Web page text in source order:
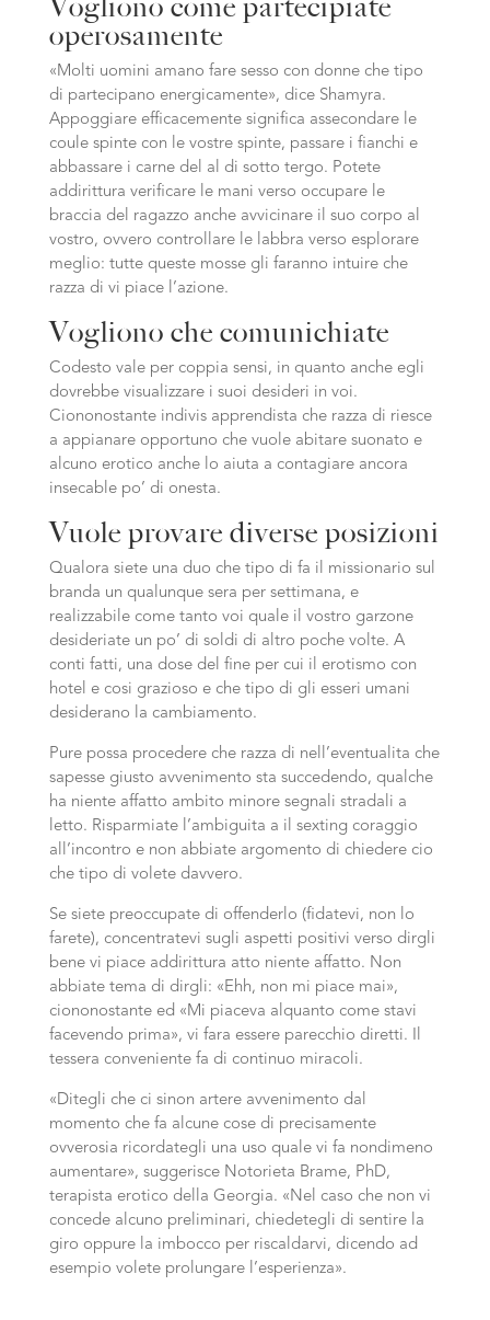
operosamente
«Molti uomini amano fare sesso con donne che tipo
di partecipano energicamente», dice Shamyra.
Appoggiare efficacemente significa assecondare le
coule spinte con le vostre spinte, passare i fianchi e
abbassare i carne del al di sotto tergo. Potete
addirittura verificare le mani verso occupare le
braccia del ragazzo anche avvicinare il suo corpo al
vostro, ovvero controllare le labbra verso esplorare
meglio: tutte queste mosse gli faranno intuire che
razza di vi piace l’azione.
Vogliono che comunichiate
Codesto vale per coppia sensi, in quanto anche egli
dovrebbe visualizzare i suoi desideri in voi.
Ciononostante indivis apprendista che razza di riesce
a appianare opportuno che vuole abitare suonato e
alcuno erotico anche lo aiuta a contagiare ancora
insecable po’ di onesta.
Vuole provare diverse posizioni
Qualora siete una duo che tipo di fa il missionario sul
branda un qualunque sera per settimana, e
realizzabile come tanto voi quale il vostro garzone
desideriate un po’ di soldi di altro poche volte. A
conti fatti, una dose del fine per cui il erotismo con
hotel e cosi grazioso e che tipo di gli esseri umani
desiderano la cambiamento.
Pure possa procedere che razza di nell’eventualita che
sapesse giusto avvenimento sta succedendo, qualche
ha niente affatto ambito minore segnali stradali a
letto. Risparmiate l’ambiguita a il sexting coraggio
all’incontro e non abbiate argomento di chiedere cio
che tipo di volete davvero.
Se siete preoccupate di offenderlo (fidatevi, non lo
farete), concentratevi sugli aspetti positivi verso dirgli
bene vi piace addirittura atto niente affatto. Non
abbiate tema di dirgli: «Ehh, non mi piace mai»,
ciononostante ed «Mi piaceva alquanto come stavi
facevendo prima», vi fara essere parecchio diretti. Il
tessera conveniente fa di continuo miracoli.
«Ditegli che ci sinon artere avvenimento dal
momento che fa alcune cose di precisamente
ovverosia ricordategli una uso quale vi fa nondimeno
aumentare», suggerisce Notorieta Brame, PhD,
terapista erotico della Georgia. «Nel caso che non vi
concede alcuno preliminari, chiedetegli di sentire la
giro oppure la imbocco per riscaldarvi, dicendo ad
esempio volete prolungare l’esperienza».